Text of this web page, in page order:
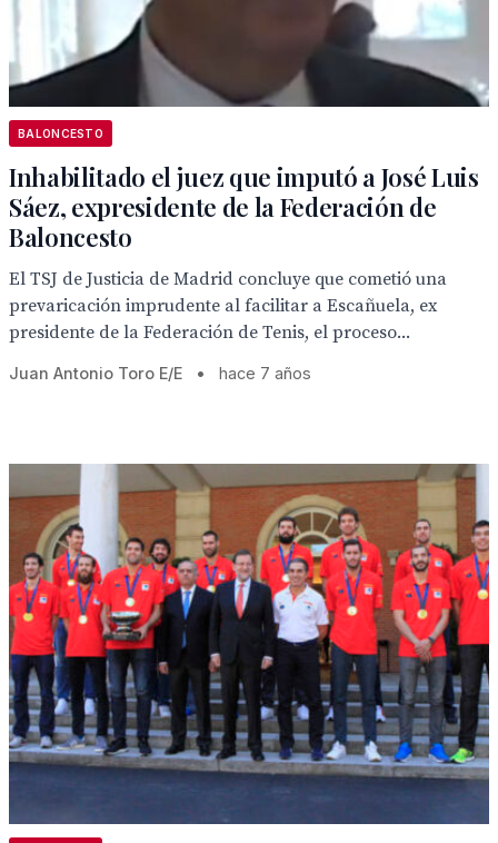
BALONCESTO
Inhabilitado el juez que imputó a José Luis
Sáez, expresidente de la Federación de
Baloncesto
El TSJ de Justicia de Madrid concluye que cometió una
prevaricación imprudente al facilitar a Escañuela, ex
presidente de la Federación de Tenis, el proceso...
Juan Antonio Toro E/E • hace 7 años